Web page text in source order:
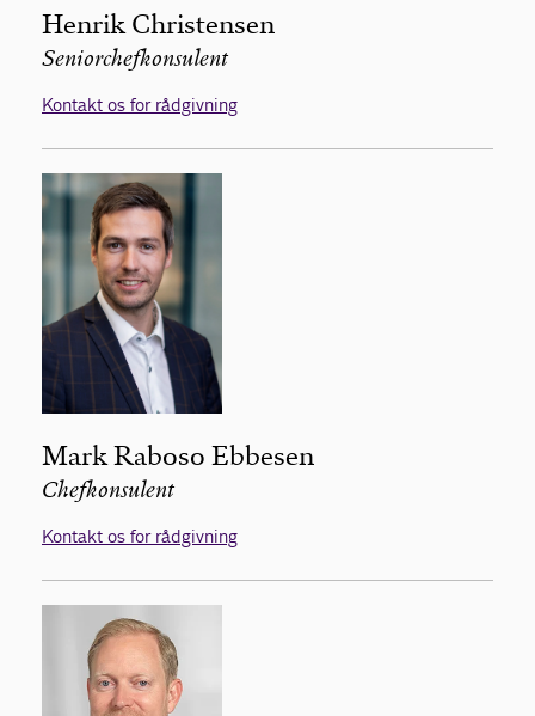
Henrik Christensen
Seniorchefkonsulent
Kontakt os for rådgivning
Mark Raboso Ebbesen
Chefkonsulent
Kontakt os for rådgivning